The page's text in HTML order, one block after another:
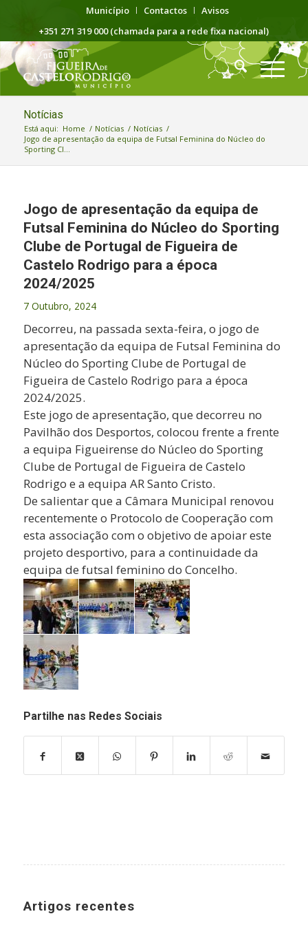
Município Contactos
Avisos
+351 271 319 000 (chamada para a rede fixa nacional)
Notícias
Está aqui: Home / Notícias / Notícias /
Jogo de apresentação da equipa de Futsal Feminina do Núcleo do
Sporting Cl...
Jogo de apresentação da equipa de
Futsal Feminina do Núcleo do Sporting
Clube de Portugal de Figueira de
Castelo Rodrigo para a época
2024/2025
7 Outubro, 2024
Decorreu, na passada sexta-feira, o jogo de
apresentação da equipa de Futsal Feminina do
Núcleo do Sporting Clube de Portugal de
Figueira de Castelo Rodrigo para a época
2024/2025.
Este jogo de apresentação, que decorreu no
Pavilhão dos Desportos, colocou frente a frente
a equipa Figueirense do Núcleo do Sporting
Clube de Portugal de Figueira de Castelo
Rodrigo e a equipa AR Santo Cristo.
De salientar que a Câmara Municipal renovou
recentemente o Protocolo de Cooperação com
esta associação com o objetivo de apoiar este
projeto desportivo, para a continuidade da
equipa de futsal feminino do Concelho.
Partilhe nas Redes Sociais
Artigos recentes